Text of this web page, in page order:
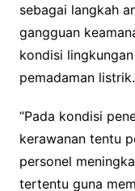
sebagai langkah
gangguan
kondisi
pemadaman listrik.
“Pada kondisi
kerawanan tentu
personel
tertentu guna